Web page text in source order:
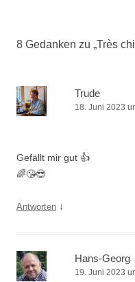
8 Gedanken zu „Très
Trude
18. Juni 2023
Gefällt mir gut 👍
🌈😘😎
Antworten ↓
Hans-Georg
19. Juni 2023